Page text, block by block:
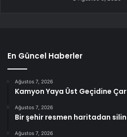
En Güncel Haberler
Ağustos 7, 2026
Kamyon Yaya Üst Geçidine
Ağustos 7, 2026
Bir şehir resmen haritadan
Ağustos 7, 2026